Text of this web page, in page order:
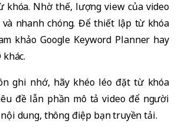
khóa. Nhờ thế, lượng view của video
nhanh chóng. Để thiết lập từ khóa
khảo Google Keyword Planner hay
khác.
ghi nhớ, hãy khéo léo đặt từ khóa
đề lẫn phần mô tả video để người
dung, thông điệp bạn truyền tải.